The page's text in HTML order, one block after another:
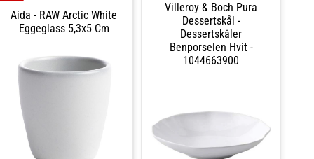
Aida - RAW Arctic White
Eggeglass 5,3x5 Cm
Villeroy & Boch Pura
Dessertskål -
Dessertskåler
Benporselen Hvit -
1044663900